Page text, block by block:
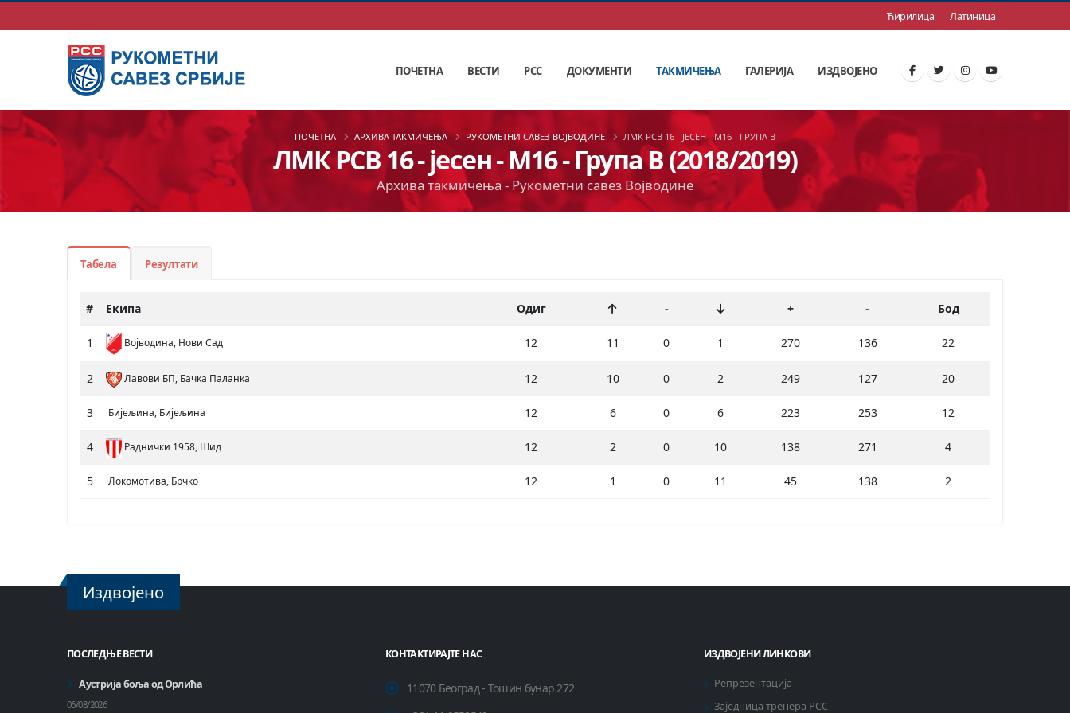
Ћирилица Латиница
ПОЧЕТНА ВЕСТИ РСС ДОКУМЕНТИ ТАКМИЧЕЊА ГАЛЕРИЈА ИЗДВОЈЕНО
ЛМК РСВ 16 - јесен - М16 - Група В (2018/2019)
Архива такмичења - Рукометни савез Војводине
ПОЧЕТНА АРХИВА ТАКМИЧЕЊА РУКОМЕТНИ САВЕЗ ВОЈВОДИНЕ ЛМК РСВ 16 - ЈЕСЕН - М16 - ГРУПА В
Табела Резултати
# Екипа Одиг - + - Бод
1 Војводина, Нови Сад 12 11 0 1 270 136 22
2 Лавови БП, Бачка Паланка 12 10 0 2 249 127 20
3 Бијељина, Бијељина 12 6 0 6 223 253 12
4 Раднички 1958, Шид 12 2 0 10 138 271 4
5 Локомотива, Брчко 12 1 0 11 45 138 2
Издвојено
ПОСЛЕДЊЕ ВЕСТИ
Аустрија боља од Орлића
06/08/2026
КОНТАКТИРАЈТЕ НАС
11070 Београд - Тошин бунар 272
ИЗДВОЈЕНИ ЛИНКОВИ
Репрезентација
Заједница тренера РСС